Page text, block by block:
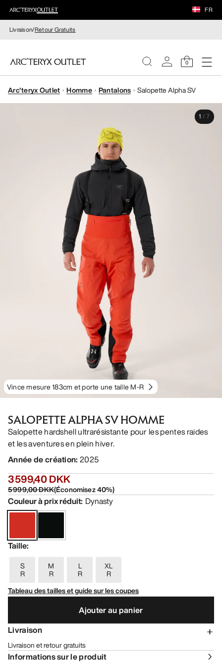
FR
Livraison/Retour Gratuits
0
FEMME
Arc'teryx Outlet Homme Pantalons Salopette Alpha SV
Vince mesure 183cm et porte une taille M-R
1 / 7
SALOPETTE ALPHA SV HOMME
Salopette hardshell ultrarésistante pour les pentes raides
et les aventures en plein hiver.
Année de création: 2025
3 599,40 DKK
5 999,00 DKK(Économisez40%)
Couleur à prix réduit: Dynasty
Taille:
S
R
M
R
L
R
XL
R
Tableau des tailles et guide sur les coupes
Ajouter au panier
Livraison
Livraison et retour gratuits
Informations sur le produit